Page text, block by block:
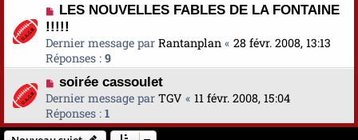
LES NOUVELLES FABLES DE LA FONTAINE
!!!!!
Dernier message par Rantanplan « 28 févr. 2008, 13:13
Réponses : 9
soirée cassoulet
Dernier message par TGV « 11 févr. 2008, 15:04
Réponses : 1